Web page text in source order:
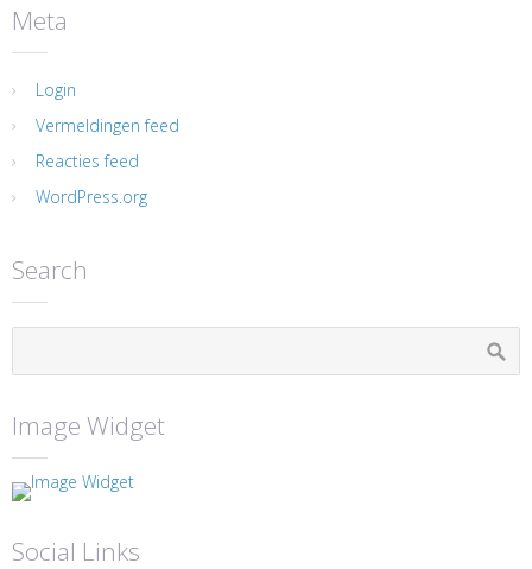
Meta
Login
Vermeldingen feed
Reacties feed
WordPress.org
Search
Image Widget
Social Links